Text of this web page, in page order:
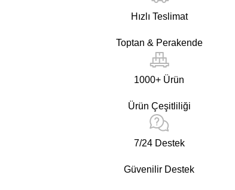
Hızlı Teslimat
Toptan & Perakende
1000+ Ürün
Ürün Çeşitliliği
7/24 Destek
Güvenilir Destek